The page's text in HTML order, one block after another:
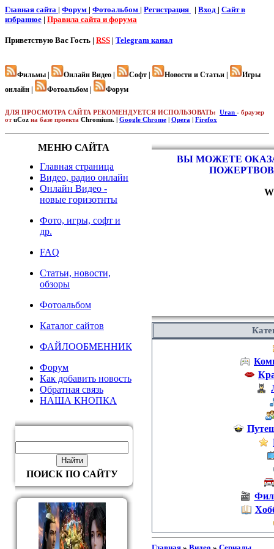
Главная сайта | Форум | Фотоальбом | Регистрация | Вход | Cайт в
избранное | Правила сайта и форума
Приветствую Вас Гость | RSS | Telegram канал
Фильмы | Онлайн Видео | Софт | Новости и Статьи |
Игры
онлайн |
Фотоальбом | Форум
ДЛЯ ПРОСМОТРА САЙТА РЕКОМЕНДУЕТСЯ ИСПОЛЬЗОВАТЬ: Uran - браузер
отuCoz на базе проекта Chromium. | Google Chrome | Opera | Firefox
МЕНЮ САЙТА
Главная страница
Видео, радио онлайн
Онлайн Видео -
новые горизотнты
Фото, игры, софт и
др.
FAQ
Статьи, новости,
обзоры
Фотоальбом
Каталог сайтов
ФАЙЛООБМЕННИК
Форум
Как добавить новость
Обратная связь
НАША КНОПКА
ПОИСК ПО САЙТУ
ВЫ МОЖЕТЕ